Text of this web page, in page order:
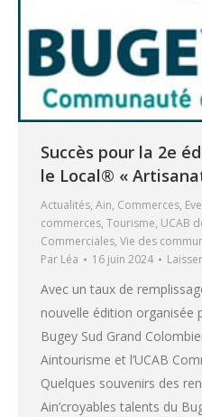
Succès pour la 2e
le Local® «
Actualités, Ain, Commerces,
commerces, Tourisme, UCAB
Commerciales, Vie des
Par Léa 16 juin 2024
Avec un taux de
nouvelle édition organisée
Bugey Sud Grand
Aintourisme et l’UCAB
Quelques souvenirs des
Ain’croyables talents du